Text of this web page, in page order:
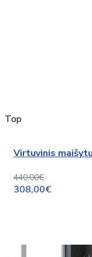
Top
440,00€
308,00€